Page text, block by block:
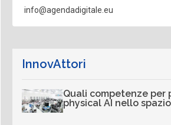
info@agendadigitale.eu
InnovAttori
Quali competenze per
physical AI nello